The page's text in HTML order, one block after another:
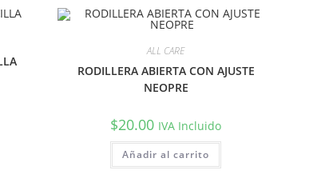
ALL CARE
RODILLERA ABIERTA CON AJUSTE
NEOPRE
$20.00 IVA Incluido
Añadir al carrito